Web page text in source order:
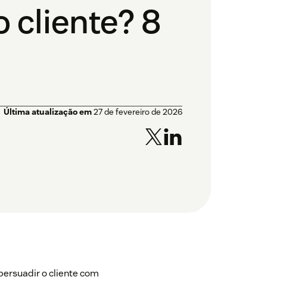
cliente? 8
Última atualização em27 de fevereiro de 2026
o cliente com